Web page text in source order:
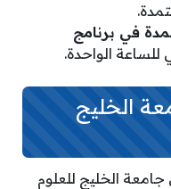
في برنامج
الخليج
الخليج للعلوم